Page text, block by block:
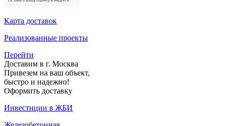
Карта доставок
Реализованные проекты
Перейти
Доставим в г. Москва
Привезем на ваш объект,
быстро и надежно!
Оформить доставку
Инвестиции в ЖБИ